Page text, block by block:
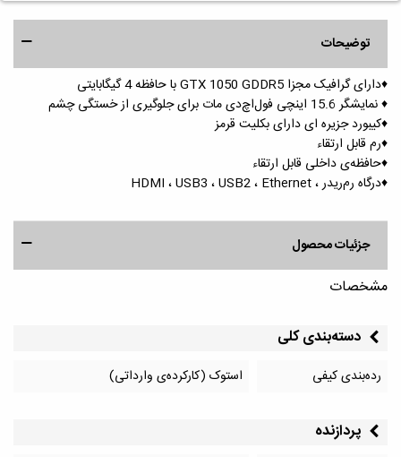
توضیحات
♦️دارای گرافیک مجزا GTX 1050 GDDR5 با حافظه 4 گیگابایتی
♦️ نمایشگر 15.6 اینچی فول‌اچ‌دی مات برای جلوگیری از خستگی چشم
♦️کیبورد جزیره ای دارای بکلیت قرمز
♦️رم قابل ارتقاء
♦️حافظه‌ی داخلی قابل ارتقاء
♦️درگاه رم‌ریدر ، HDMI ، USB3 ، USB2 ، Ethernet
جزئیات محصول
مشخصات
دسته‌بندی کلی
رده‌بندی کیفی استوک (کارکرده‌ی وارداتی)
پردازنده